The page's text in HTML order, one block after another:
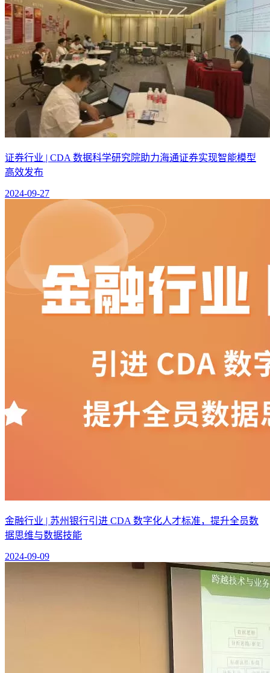
证券行业 | CDA 数据科学研究院助力海通证券实现智能模型
高效发布
2024-09-27
金融行业 | 苏州银行引进 CDA 数字化人才标准，提升全员数
据思维与数据技能
2024-09-09